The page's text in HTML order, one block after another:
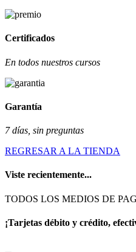
Certificados
En todos nuestros cursos
Garantía
7 días, sin preguntas
REGRESAR A LA TIENDA
Viste recientemente...
TODOS LOS MEDIOS DE
¡Tarjetas débito y crédito,